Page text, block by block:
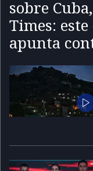
sobre
Times:
apunta